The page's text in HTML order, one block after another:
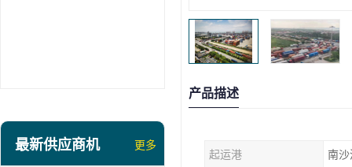
最新供应商机 更多
产品描述
起运港 南沙